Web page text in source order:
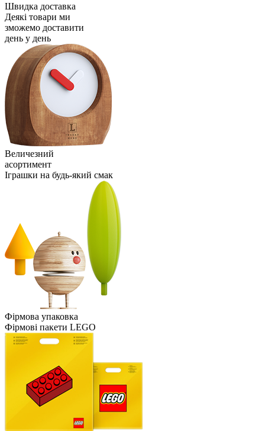
Швидка доставка
Деякі товари ми
зможемо доставити
день у день
Величезний
асортимент
Іграшки на будь-який смак
Фірмова упаковка
Фірмові пакети LEGO